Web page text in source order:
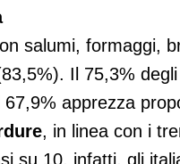
salumi, formaggi,
Il 75,3%
apprezza
, in linea con i
su 10, infatti, gli